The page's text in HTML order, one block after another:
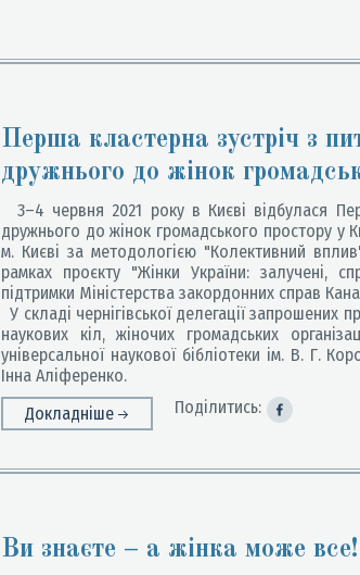
Перша кластерна зустріч з
дружнього до жінок
3–4 червня 2021 року в Києві відбулася
дружнього до жінок громадського простору у
м. Києві за методологією "Колективний
рамках проєкту "Жінки України: залучені,
підтримки Міністерства закордонних справ
У складі чернігівської делегації запрошених
наукових кіл, жіночих громадських
універсальної наукової бібліотеки ім. В. Г.
Інна Аліференко.
Докладніше
Поділитись:
Ви знаєте – а жінка може все!